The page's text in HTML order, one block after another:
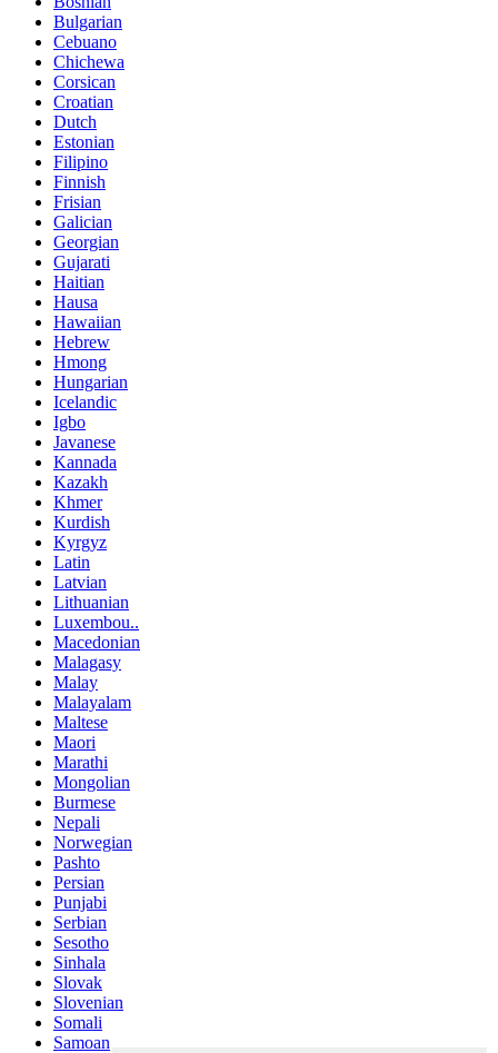
Bulgarian
Cebuano
Chichewa
Corsican
Croatian
Dutch
Estonian
Filipino
Finnish
Frisian
Galician
Georgian
Gujarati
Haitian
Hausa
Hawaiian
Hebrew
Hmong
Hungarian
Icelandic
Igbo
Javanese
Kannada
Kazakh
Khmer
Kurdish
Kyrgyz
Latin
Latvian
Lithuanian
Luxembou..
Macedonian
Malagasy
Malay
Malayalam
Maltese
Maori
Marathi
Mongolian
Burmese
Nepali
Norwegian
Pashto
Persian
Punjabi
Serbian
Sesotho
Sinhala
Slovak
Slovenian
Somali
Samoan